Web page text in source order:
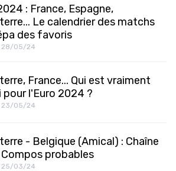
: France, Espagne,
Le calendrier des matchs
des favoris
28/05/24
France... Qui est vraiment
l'Euro 2024 ?
23/05/24
- Belgique (Amical) : Chaîne
probables
25/03/24